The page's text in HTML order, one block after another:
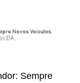
Sempre